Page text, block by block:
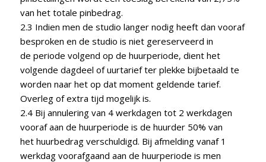
van het totale pinbedrag.
2.3 Indien men de studio langer nodig heeft dan vooraf
besproken en de studio is niet gereserveerd in
de periode volgend op de huurperiode, dient het
volgende dagdeel of uurtarief ter plekke bijbetaald te
worden naar het op dat moment geldende tarief.
Overleg of extra tijd mogelijk is.
2.4 Bij annulering van 4 werkdagen tot 2 werkdagen
vooraf aan de huurperiode is de huurder 50% van
het huurbedrag verschuldigd. Bij afmelding vanaf 1
werkdag voorafgaand aan de huurperiode is men